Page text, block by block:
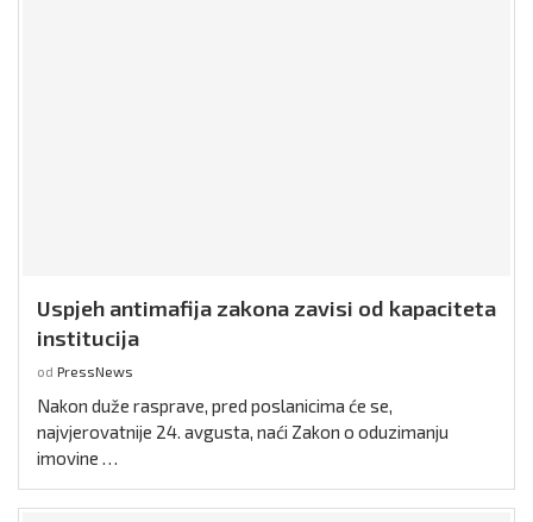
Uspjeh antimafija zakona zavisi od kapaciteta
institucija
od PressNews
Nakon duže rasprave, pred poslanicima će se,
najvjerovatnije 24. avgusta, naći Zakon o oduzimanju
imovine …